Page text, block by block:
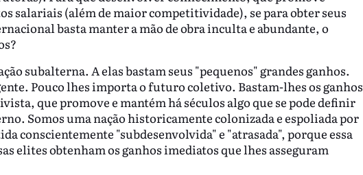
salariais (além de maior competitividade), se para obter seus
basta manter a mão de obra inculta e abundante, o
subalterna. A elas bastam seus "pequenos" grandes ganhos.
Pouco lhes importa o futuro coletivo. Bastam-lhes os ganhos
que promove e mantém há séculos algo que se pode definir
Somos uma nação historicamente colonizada e espoliada por
conscientemente "subdesenvolvida" e "atrasada", porque essa
elites obtenham os ganhos imediatos que lhes asseguram